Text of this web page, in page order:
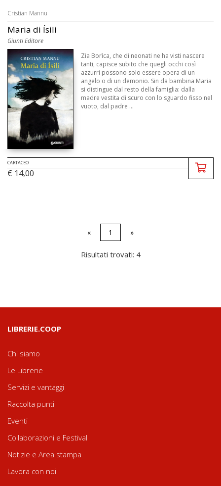
Cristian Mannu
Maria di Ísili
Giunti Editore
Zia Borìca, che di neonati ne ha visti nascere
tanti, capisce subito che quegli occhi così
azzurri possono solo essere opera di un
angelo o di un demonio. Sin da bambina Maria
si distingue dal resto della famiglia: dalla
madre vestita di scuro con lo sguardo fisso nel
vuoto, dal padre ...
CARTACEO
€ 14,00
« 1 »
Risultati trovati: 4
LIBRERIE.COOP
Chi siamo
Le Librerie
Servizi e vantaggi
Raccolta punti
Eventi
Collaborazioni e Festival
Notizie e Area stampa
Lavora con noi